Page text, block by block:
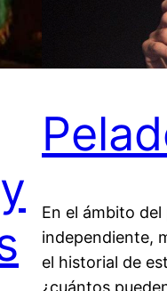
En el ámbito
independiente,
el historial de
¿cuántos